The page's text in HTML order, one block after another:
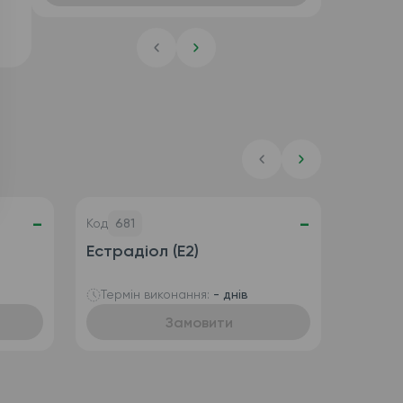
- Код 681 -
Естрадіол (E2)
Термін виконання: - днів
Замовити